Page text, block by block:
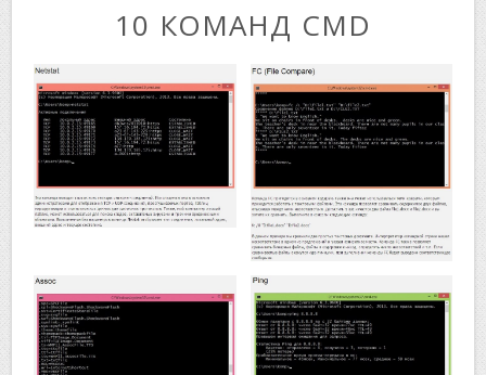
10 КOМАНД CMD